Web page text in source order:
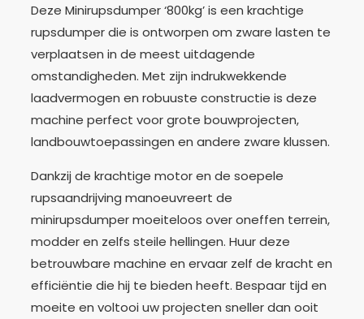
Deze Minirupsdumper ‘800kg’ is een krachtige
rupsdumper die is ontworpen om zware lasten te
verplaatsen in de meest uitdagende
omstandigheden. Met zijn indrukwekkende
laadvermogen en robuuste constructie is deze
machine perfect voor grote bouwprojecten,
landbouwtoepassingen en andere zware klussen.
Dankzij de krachtige motor en de soepele
rupsaandrijving manoeuvreert de
minirupsdumper moeiteloos over oneffen terrein,
modder en zelfs steile hellingen. Huur deze
betrouwbare machine en ervaar zelf de kracht en
efficiëntie die hij te bieden heeft. Bespaar tijd en
moeite en voltooi uw projecten sneller dan ooit